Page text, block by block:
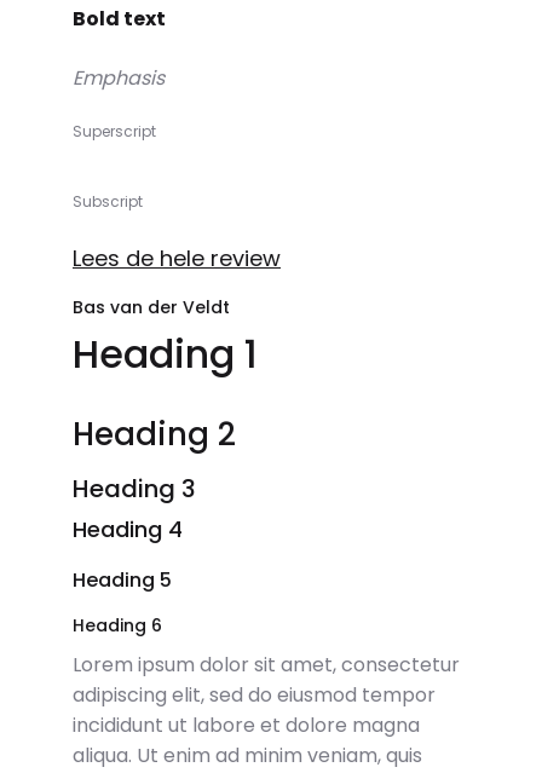
Bold text
Emphasis
Superscript
Subscript
Lees de hele review
Bas van der Veldt
Heading 1
Heading 2
Heading 3
Heading 4
Heading 5
Heading 6
Lorem ipsum dolor sit amet, consectetur
adipiscing elit, sed do eiusmod tempor
incididunt ut labore et dolore magna
aliqua. Ut enim ad minim veniam, quis